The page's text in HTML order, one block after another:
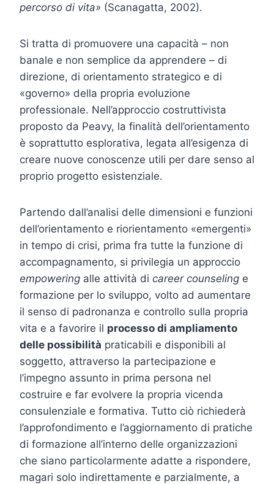
percorso di vita» (Scanagatta, 2002).
Si tratta di promuovere una capacità – non
banale e non semplice da apprendere – di
direzione, di orientamento strategico e di
«governo» della propria evoluzione
professionale. Nell’approccio costruttivista
proposto da Peavy, la finalità dell’orientamento
è soprattutto esplorativa, legata all’esigenza di
creare nuove conoscenze utili per dare senso al
proprio progetto esistenziale.
Partendo dall’analisi delle dimensioni e funzioni
dell’orientamento e riorientamento «emergenti»
in tempo di crisi, prima fra tutte la funzione di
accompagnamento, si privilegia un approccio
empowering alle attività di career counseling e
formazione per lo sviluppo, volto ad aumentare
il senso di padronanza e controllo sulla propria
vita e a favorire il processo di ampliamento
delle possibilità praticabili e disponibili al
soggetto, attraverso la partecipazione e
l’impegno assunto in prima persona nel
costruire e far evolvere la propria vicenda
consulenziale e formativa. Tutto ciò richiederà
l’approfondimento e l’aggiornamento di pratiche
di formazione all’interno delle organizzazioni
che siano particolarmente adatte a rispondere,
magari solo indirettamente e parzialmente, a